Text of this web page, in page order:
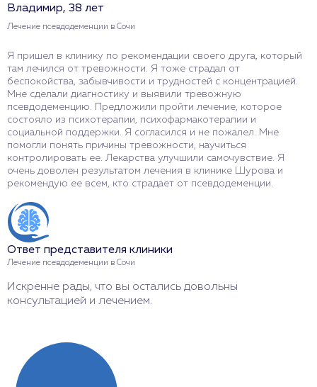
Владимир, 38 лет
Лечение псевдодеменции в Сочи
Я пришел в клинику по рекомендации своего друга, который
там лечился от тревожности. Я тоже страдал от
беспокойства, забывчивости и трудностей с концентрацией.
Мне сделали диагностику и выявили тревожную
псевдодеменцию. Предложили пройти лечение, которое
состояло из психотерапии, психофармакотерапии и
социальной поддержки. Я согласился и не пожалел. Мне
помогли понять причины тревожности, научиться
контролировать ее. Лекарства улучшили самочувствие. Я
очень доволен результатом лечения в клинике Шурова и
рекомендую ее всем, кто страдает от псевдодеменции.
Ответ представителя клиники
Лечение псевдодеменции в Сочи
Искренне рады, что вы остались довольны
консультацией и лечением.